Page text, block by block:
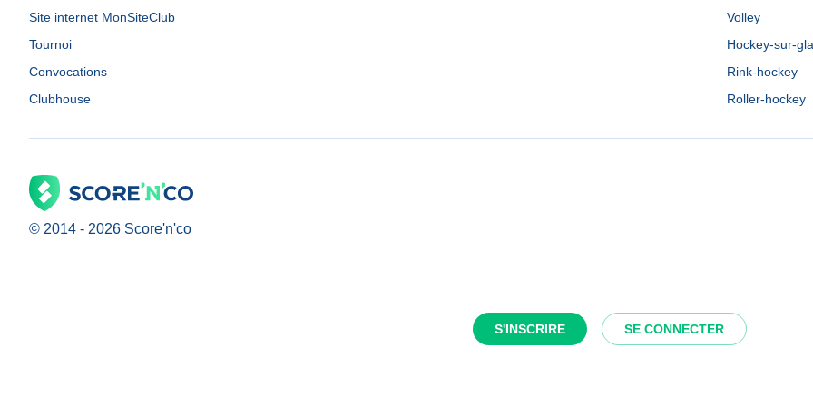
S'INSCRIRE SE CONNECTER
Site internet MonSiteClub
Tournoi
Convocations
Clubhouse
Volley
Hockey-sur-
Rink-hockey
Roller-hockey
© 2014 - 2026 Score'n'co